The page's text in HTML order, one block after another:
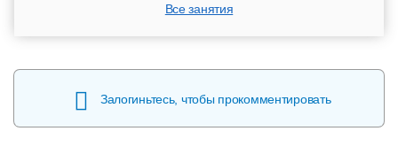
Все занятия
Залогиньтесь, чтобы прокомментировать